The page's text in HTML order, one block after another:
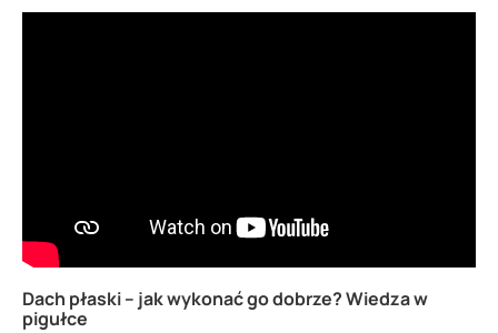
Dach płaski – jak wykonać go dobrze? Wiedza w
pigułce